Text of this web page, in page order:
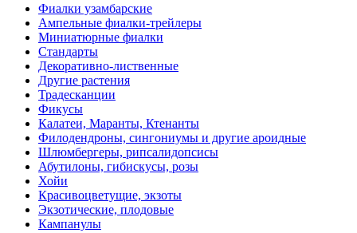
Фиалки узамбарские
Ампельные фиалки-трейлеры
Миниатюрные фиалки
Стандарты
Декоративно-лиственные
Другие растения
Традесканции
Фикусы
Калатеи, Маранты, Ктенанты
Филодендроны, сингониумы и другие ароидные
Шлюмбергеры, рипсалидопсисы
Абутилоны, гибискусы, розы
Хойи
Красивоцветущие, экзоты
Экзотические, плодовые
Кампанулы